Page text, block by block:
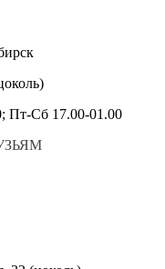
Пт-Сб 17.00-01.00